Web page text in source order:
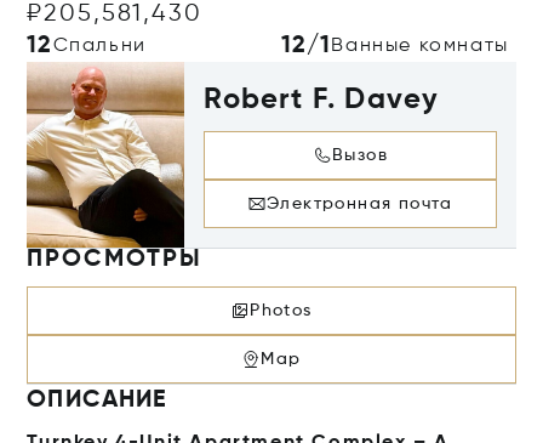
₽205,581,430
12Спальни 12/1 Ванные комнаты
Robert F. Davey
Вызов
Электронная почта
ПРОСМОТРЫ
Photos
Map
ОПИСАНИЕ